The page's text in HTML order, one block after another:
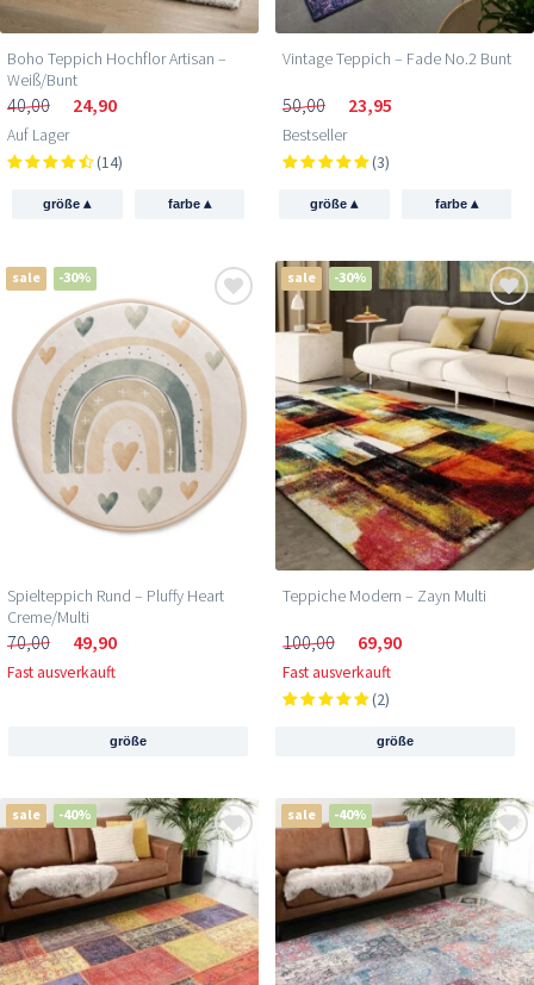
Boho Teppich Hochflor Artisan –
Weiß/Bunt
40,00 24,90
Auf Lager
(14)
größe▴ farbe ▴
Vintage Teppich – Fade No.2 Bunt
50,00 23,95
Bestseller
(3)
größe▴ farbe ▴
sale -30%
Spielteppich Rund – Pluffy Heart
Creme/Multi
70,00 49,90
Fast ausverkauft
größe
sale -30%
Teppiche Modern – Zayn Multi
100,00 69,90
Fast ausverkauft
(2)
größe
sale -40% sale -40%